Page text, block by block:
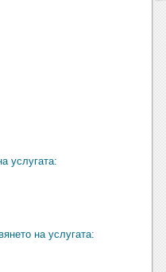
услугата:
на услугата: